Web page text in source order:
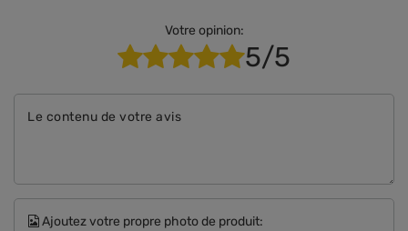
Votre opinion:
5/5
Le contenu de votre avis
Ajoutez votre propre photo de produit: